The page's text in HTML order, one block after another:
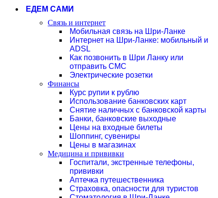
ЕДЕМ САМИ
Связь и интернет
Мобильная связь на Шри-Ланке
Интернет на Шри-Ланке: мобильный и
ADSL
Как позвонить в Шри Ланку или
отправить СМС
Электрические розетки
Финансы
Курс рупии к рублю
Использование банковских карт
Снятие наличных с банковской карты
Банки, банковские выходные
Цены на входные билеты
Шоппинг, сувениры
Цены в магазинах
Медицина и прививки
Госпитали, экстренные телефоны,
прививки
Аптечка путешественника
Страховка, опасности для туристов